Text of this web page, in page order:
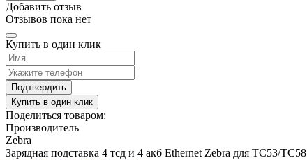
Добавить отзыв
Отзывов пока нет
Купить в один клик
Подтвердить
Купить в один клик
Поделиться товаром:
Производитель
Zebra
Зарядная подставка 4 тсд и 4 акб Ethernet Zebra для TC53/TC58